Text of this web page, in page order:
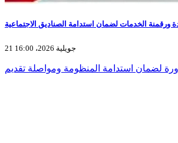
21 جويلية 2026، 16:00